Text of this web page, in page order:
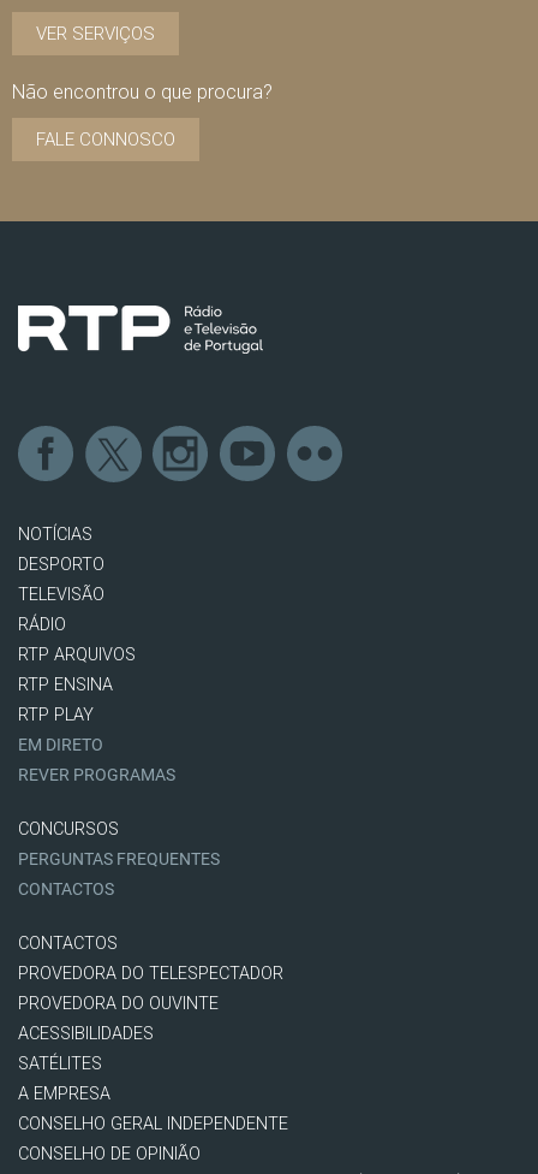
VER SERVIÇOS
Não encontrou o que procura?
FALE CONNOSCO
NOTÍCIAS
DESPORTO
TELEVISÃO
RÁDIO
RTP ARQUIVOS
RTP ENSINA
RTP PLAY
EM DIRETO
REVER PROGRAMAS
CONCURSOS
PERGUNTAS FREQUENTES
CONTACTOS
CONTACTOS
PROVEDORA DO TELESPECTADOR
PROVEDORA DO OUVINTE
ACESSIBILIDADES
SATÉLITES
A EMPRESA
CONSELHO GERAL INDEPENDENTE
CONSELHO DE OPINIÃO